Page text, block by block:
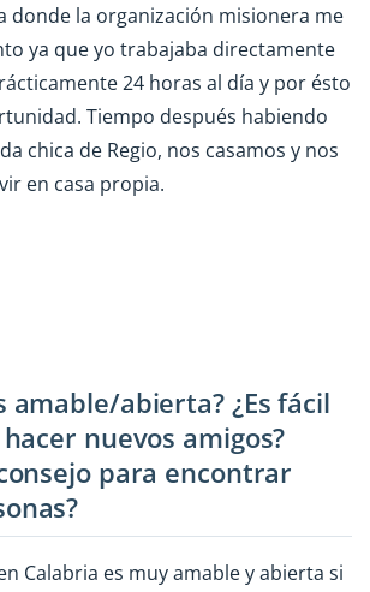
donde la organización misionera me
ya que yo trabajaba directamente
24 horas al día y por ésto
Tiempo después habiendo
chica de Regio, nos casamos y nos
en casa propia.
amable/abierta? ¿Es fácil
nuevos amigos?
para encontrar
Calabria es muy amable y abierta si